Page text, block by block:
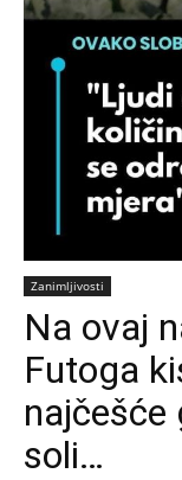
Zanimljivosti
Na ovaj
Futoga
najčešće
soli…